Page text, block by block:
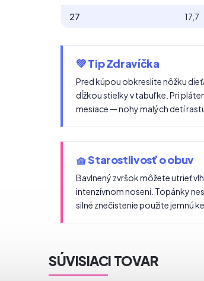
27 17,7
💚 Tip Zdravíčka
Pred kúpou obkreslite nôžku
dĺžkou stielky v tabuľke. Pri
mesiace — nohy malých detí
🧺 Starostlivosť o obuv
Bavlnený zvršok môžete utrieť
intenzívnom nosení. Topánky
silné znečistenie použite jemnú
SÚVISIACI TOVAR